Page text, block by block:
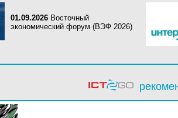
01.09.2026 Восточный
экономический форум (ВЭФ 2026)